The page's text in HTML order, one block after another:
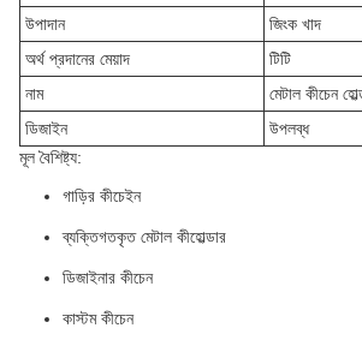
উপাদান
জিংক খাদ
অর্থ প্রদানের মেয়াদ
টিটি
নাম
মেটাল কীচেন
ডিজাইন
উপলব্ধ
মূল বৈশিষ্ট্য:
গাড়ির কীচেইন
ব্যক্তিগতকৃত মেটাল কীহোল্ডার
ডিজাইনার কীচেন
কাস্টম কীচেন